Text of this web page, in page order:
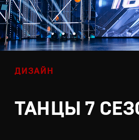
ДИЗАЙН
ТАНЦЫ 7